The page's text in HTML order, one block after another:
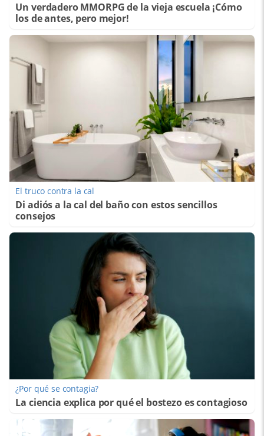
Un verdadero MMORPG de la vieja escuela ¡Cómo
los de antes, pero mejor!
El truco contra la cal
Di adiós a la cal del baño con estos sencillos
consejos
¿Por qué se contagia?
La ciencia explica por qué el bostezo es contagioso